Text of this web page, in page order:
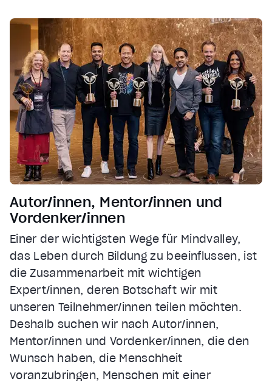
Autor/innen, Mentor/innen und
Vordenker/innen
Einer der wichtigsten Wege für Mindvalley,
das Leben durch Bildung zu beeinflussen, ist
die Zusammenarbeit mit wichtigen
Expert/innen, deren Botschaft wir mit
unseren Teilnehmer/innen teilen möchten.
Deshalb suchen wir nach Autor/innen,
Mentor/innen und Vordenker/innen, die den
Wunsch haben, die Menschheit
voranzubringen, Menschen mit einer